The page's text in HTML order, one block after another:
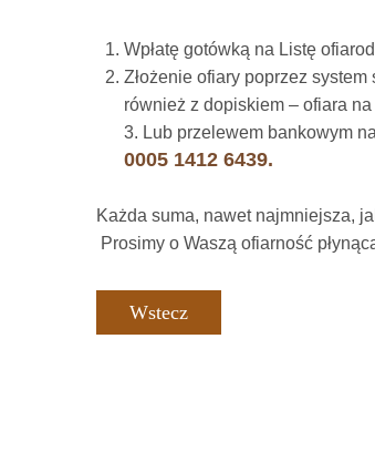
Wpłatę gotówką na Listę
Złożenie ofiary poprzez system
również z dopiskiem – ofiara na
3. Lub przelewem bankowym
0005 1412 6439.
Każda suma, nawet najmniejsza,
Prosimy o Waszą ofiarność
Wstecz